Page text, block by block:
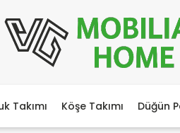
Takımı Köşe Takımı Düğün